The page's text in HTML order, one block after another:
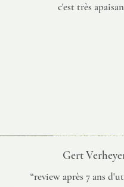
c'est très
Gert
“review après 7 ans